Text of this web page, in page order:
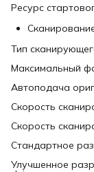
Ресурс
Тип
Максимальный
Автоподача
Скорость
Скорость
Стандартное
Улучшенное